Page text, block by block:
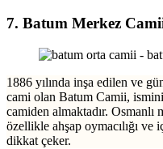
7. Batum Merkez
1886 yılında inşa edilen ve
cami olan Batum Camii,
camiden almaktadır. Osmanlı
özellikle ahşap oymacılığı
dikkat çeker.